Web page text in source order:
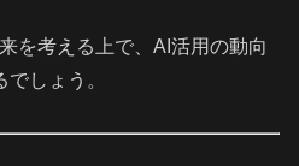
を考える上で、AI活用の動向
しょう。